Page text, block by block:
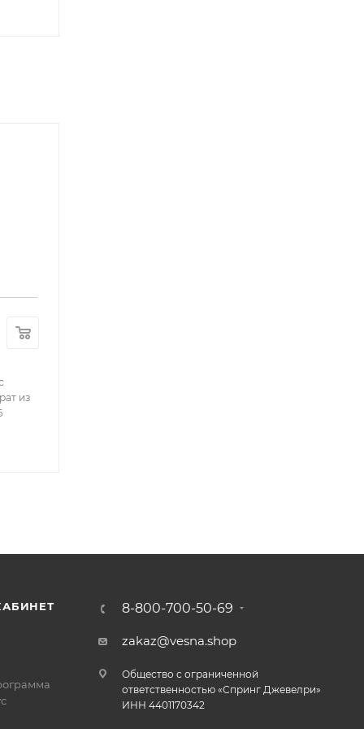
из
8-800-700-50-69
zakaz@vesna.shop
Общество с ограниченной
ответственностью «Спринг Джевелри»
ИНН 4401170342